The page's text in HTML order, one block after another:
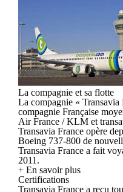
La compagnie et sa flotte
La compagnie « Transavia
compagnie Française
Air France / KLM et
Transavia France opère
Boeing 737-800 de
Transavia France a fait
2011.
+ En savoir plus
Certifications
Transavia France a reçu